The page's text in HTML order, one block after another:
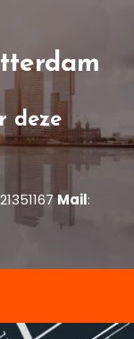
deze
Mail: